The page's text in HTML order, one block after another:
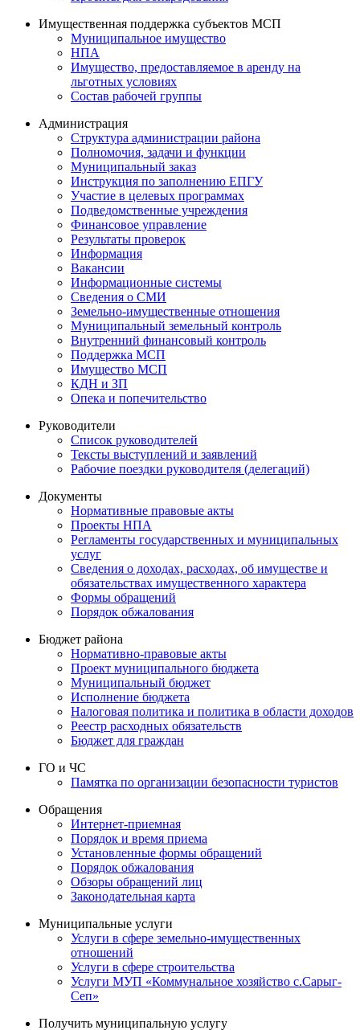
Имущественная поддержка субъектов МСП
Муниципальное имущество
НПА
Имущество, предоставляемое в аренду на
льготных условиях
Состав рабочей группы
Администрация
Структура администрации района
Полномочия, задачи и функции
Муниципальный заказ
Инструкция по заполнению ЕПГУ
Участие в целевых программах
Подведомственные учреждения
Финансовое управление
Результаты проверок
Информация
Вакансии
Информационные системы
Сведения о СМИ
Земельно-имущественные отношения
Муниципальный земельный контроль
Внутренний финансовый контроль
Поддержка МСП
Имущество МСП
КДН и ЗП
Опека и попечительство
Руководители
Список руководителей
Тексты выступлений и заявлений
Рабочие поездки руководителя (делегаций)
Документы
Нормативные правовые акты
Проекты НПА
Регламенты государственных и муниципальных
услуг
Сведения о доходах, расходах, об имуществе и
обязательствах имущественного характера
Формы обращений
Порядок обжалования
Бюджет района
Нормативно-правовые акты
Проект муниципального бюджета
Муниципальный бюджет
Исполнение бюджета
Налоговая политика и политика в области доходов
Реестр расходных обязательств
Бюджет для граждан
ГО и ЧС
Памятка по организации безопасности туристов
Обращения
Интернет-приемная
Порядок и время приема
Установленные формы обращений
Порядок обжалования
Обзоры обращений лиц
Законодательная карта
Муниципальные услуги
Услуги в сфере земельно-имущественных
отношений
Услуги в сфере строительства
Услуги МУП «Коммунальное хозяйство с.Сарыг-
Сеп»
Получить муниципальную услугу